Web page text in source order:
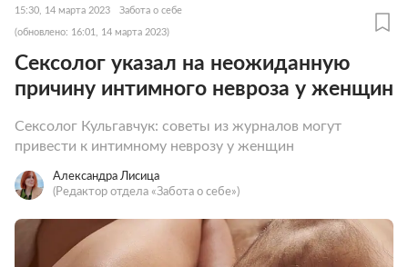
15:30, 14 марта 2023 Забота о себе
(обновлено: 16:01, 14 марта 2023)
Сексолог указал на неожиданную
причину интимного невроза у женщин
Сексолог Кульгавчук: советы из журналов могут
привести к интимному неврозу у женщин
Александра Лисица
(Редактор отдела «Забота о себе»)